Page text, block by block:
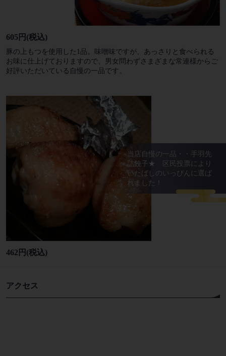
605円 (税込)
豚の上もつを使用した1品。味噌味ですが、あっさりと食べられる
お味に仕上げておりますので、男女問わずさまざまな常連様からご
好評いただいている自慢の一品です。
当店自慢の一品・・手羽先
詰餃子★ 区民投票により
いたばしのいっぴんに選ば
れました！
462円 (税込)
アクセス